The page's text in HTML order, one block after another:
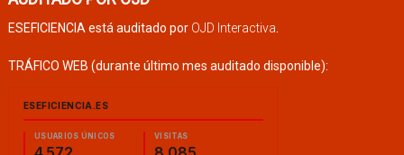
ESEFICIENCIA está auditado por OJD Interactiva
TRÁFICO WEB (durante último mes auditado disponible):